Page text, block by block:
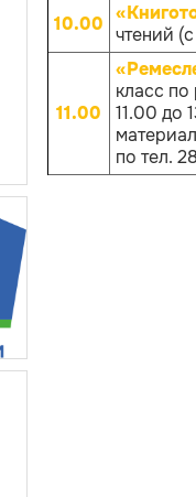
10.00 чтений
11.00
класс
11.00 до
по тел.